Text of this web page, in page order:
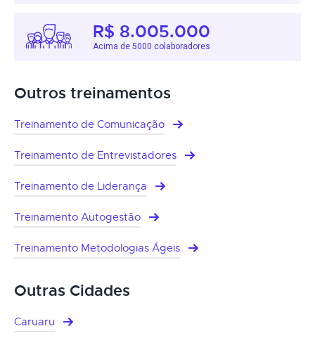
R$ 8.005.000
Acima de 5000 colaboradores
Outros treinamentos
Treinamento de Comunicação
Treinamento de Entrevistadores
Treinamento de Liderança
Treinamento Autogestão
Treinamento Metodologias Ágeis
Outras Cidades
Caruaru